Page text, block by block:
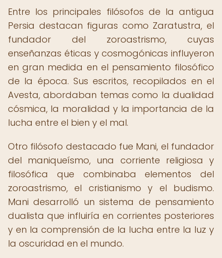
Entre los principales filósofos de la antigua
Persia destacan figuras como Zaratustra, el
fundador del zoroastrismo, cuyas
enseñanzas éticas y cosmogónicas influyeron
en gran medida en el pensamiento filosófico
de la época. Sus escritos, recopilados en el
Avesta, abordaban temas como la dualidad
cósmica, la moralidad y la importancia de la
lucha entre el bien y el mal.
Otro filósofo destacado fue Mani, el fundador
del maniqueísmo, una corriente religiosa y
filosófica que combinaba elementos del
zoroastrismo, el cristianismo y el budismo.
Mani desarrolló un sistema de pensamiento
dualista que influiría en corrientes posteriores
y en la comprensión de la lucha entre la luz y
la oscuridad en el mundo.